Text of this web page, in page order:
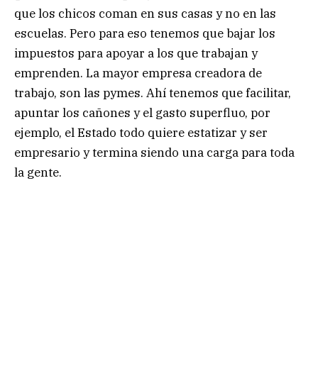
que los chicos coman en sus casas y no en las
escuelas. Pero para eso tenemos que bajar los
impuestos para apoyar a los que trabajan y
emprenden. La mayor empresa creadora de
trabajo, son las pymes. Ahí tenemos que facilitar,
apuntar los cañones y el gasto superfluo, por
ejemplo, el Estado todo quiere estatizar y ser
empresario y termina siendo una carga para toda
la gente.